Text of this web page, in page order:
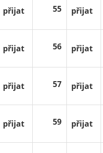
přijat 55 přijat
přijat 56 přijat
přijat 57 přijat
přijat 59 přijat